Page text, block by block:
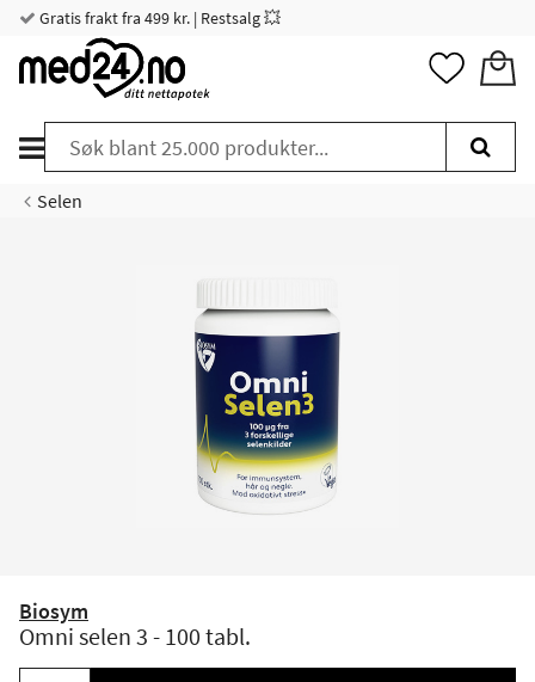
Gratis frakt fra 499 kr. | Restsalg 💥
Selen
Biosym
Omni selen 3 - 100 tabl.